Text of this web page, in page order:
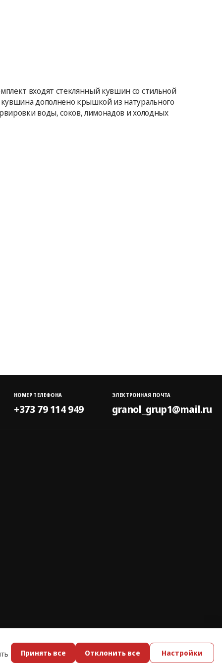
входят стеклянный кувшин со стильной
дополнено крышкой из натурального
воды, соков, лимонадов и холодных
НОМЕР ТЕЛЕФОНА
+373 79 114 949
ЭЛЕКТРОННАЯ ПОЧТА
granol_grup1@mail.ru
Принять все Отклонить все Настройки